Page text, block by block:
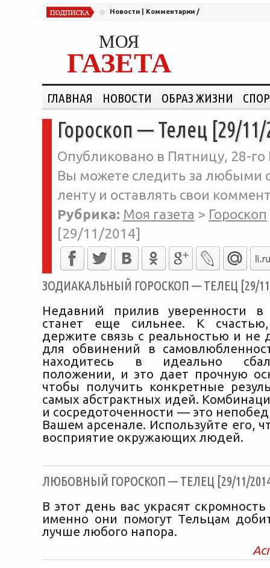
Новости Комментарии /
МОЯ
ГАЗЕТА
ГЛАВНАЯ НОВОСТИ ОБРАЗ ЖИЗНИ
Гороскоп — Телец [29/11/
Опубликовано в Пятницу, 28-го
Вы можете следить за любыми
ленту и оставлять свои
Рубрика: Моя газета > Гороскоп
[29/11/2014]
ЗОДИАКАЛЬНЫЙ ГОРОСКОП — ТЕЛЕЦ [29/
Недавний прилив уверенности в
станет еще сильнее. К
держите связь с реальностью и не
для обвинений в
находитесь в идеально
положении, и это дает прочную
чтобы получить конкретные
самых абстрактных идей.
и сосредоточенности — это
Вашем арсенале. Используйте его,
восприятие окружающих людей.
ЛЮБОВНЫЙ ГОРОСКОП — ТЕЛЕЦ [29/11/
В этот день вас украсят
именно они помогут Тельцам
лучше любого напора.